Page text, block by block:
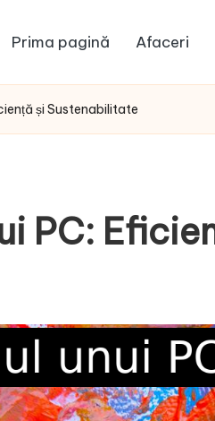
Prima pagină Afaceri
și Sustenabilitate
PC: